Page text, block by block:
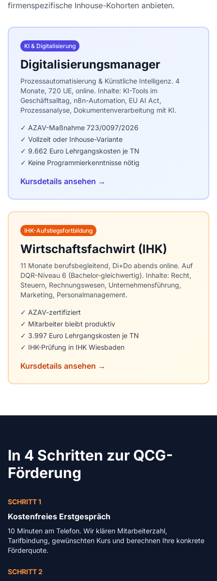
firmenspezifische Inhouse-Kohorten anbieten.
KI & Digitalisierung
Digitalisierungsmanager
Prozessautomatisierung & Künstliche Intelligenz. 4
Monate, 720 UE, online. Inhalte: KI-Tools im
Geschäftsalltag, n8n-Automation, EU AI Act,
Prozessanalyse, Dokumentenverarbeitung mit KI.
✓ AZAV-Maßnahme 723/0097/2026
✓ Vollzeit oder Inhouse-Variante
✓ 9.662 Euro Lehrgangskosten je TN
✓ Keine Programmierkenntnisse nötig
Kursdetails ansehen →
IHK-Aufstiegsfortbildung
Wirtschaftsfachwirt (IHK)
11 Monate berufsbegleitend, Di+Do abends online. Auf
DQR-Niveau 6 (Bachelor-gleichwertig). Inhalte: Recht,
Steuern, Rechnungswesen, Unternehmensführung,
Marketing, Personalmanagement.
✓ AZAV-zertifiziert
✓ Mitarbeiter bleibt produktiv
✓ 3.997 Euro Lehrgangskosten je TN
✓ IHK-Prüfung in IHK Wiesbaden
Kursdetails ansehen →
In 4 Schritten zur QCG-
Förderung
SCHRITT 1
Kostenfreies Erstgespräch
10 Minuten am Telefon. Wir klären Mitarbeiterzahl,
Tarifbindung, gewünschten Kurs und berechnen Ihre konkrete
Förderquote.
SCHRITT 2